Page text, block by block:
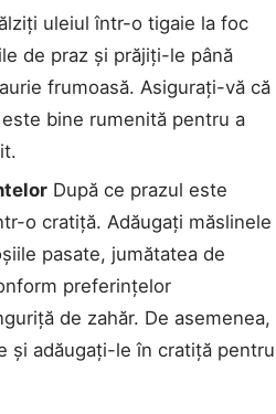
uleiul într-o tigaie la foc
de praz și prăjiți-le până
frumoasă. Asigurați-vă că
bine rumenită pentru a
După ce prazul este
o cratiță. Adăugați măslinele
pasate, jumătatea de
preferințelor
de zahăr. De asemenea,
și adăugați-le în cratiță pentru